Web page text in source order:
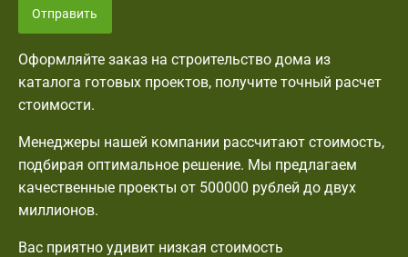
Отправить
Оформляйте заказ на строительство дома из
каталога готовых проектов, получите точный расчет
стоимости.
Менеджеры нашей компании рассчитают стоимость,
подбирая оптимальное решение. Мы предлагаем
качественные проекты от 500000 рублей до двух
миллионов.
Вас приятно удивит низкая стоимость